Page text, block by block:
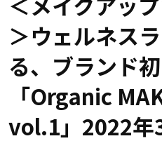
＞ウェルネス
る、ブランド
「Organic
vol.1」2022年